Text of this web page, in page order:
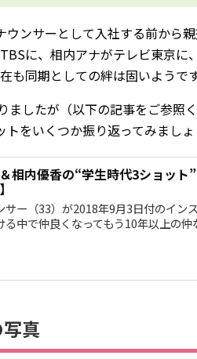
ンサーとして入社する前から
に、相内アナがテレビ東京に
同期としての絆は固いようです
したが（以下の記事をご参照
をいくつか振り返ってみましょ
相内優香の“学生時代3ショット”
ー（33）が2018年9月3日付のインス
る中で仲良くなってもう10年以上の仲
真